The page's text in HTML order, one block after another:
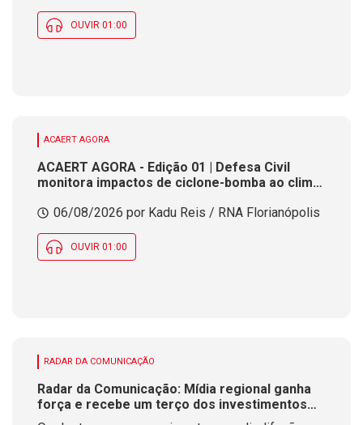
tendências da indústria nacional de cerâmica
em SC
OUVIR 01:00
ACAERT AGORA
ACAERT AGORA - Edição 01 | Defesa Civil
monitora impactos de ciclone-bomba ao clima
competição de educação profissional do
para processo seletivo nesta quinta (6)
06/08/2026 por Kadu Reis / RNA Florianópolis
OUVIR 01:00
RADAR DA COMUNICAÇÃO
Radar da Comunicação: Mídia regional ganha
força e recebe um terço dos investimentos
publicitários no Brasil